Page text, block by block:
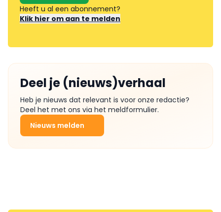
Heeft u al een abonnement?
Klik hier om aan te melden
Deel je (nieuws)verhaal
Heb je nieuws dat relevant is voor onze redactie?
Deel het met ons via het meldformulier.
Nieuws melden